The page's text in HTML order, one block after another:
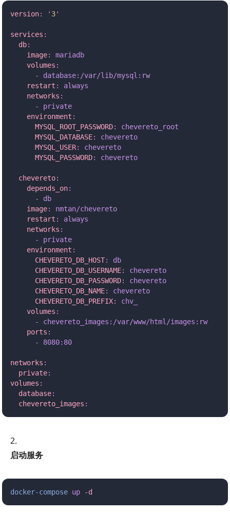
version: ' 3'
services :
  db
:
    image
:
mariadb
    volumes
:
      -
database:/var/lib/mysql:rw
    restart
:
always
    networks
:
      -
private
    environment
:
      MYSQL_ROOT_PASSWORD
:
chevereto_root
      MYSQL_DATABASE
:
chevereto
      MYSQL_USER
:
chevereto
      MYSQL_PASSWORD
: chevereto
  chevereto
:
    depends_on
:
      -
db
    image
:
nmtan/chevereto
    restart
:
always
    networks
:
      -
private
    environment
:
      CHEVERETO_DB_HOST
:
db
      CHEVERETO_DB_USERNAME
:
chevereto
      CHEVERETO_DB_PASSWORD
:
chevereto
      CHEVERETO_DB_NAME
:
chevereto
      CHEVERETO_DB_PREFIX
:
chv_
    volumes
:
      -
chevereto_images:/var/www/html/images:rw
    ports
:
      -
8080:80
networks :
  private
:
volumes :
  database
:
  chevereto_images
:
启动服务
docker-compose up -d